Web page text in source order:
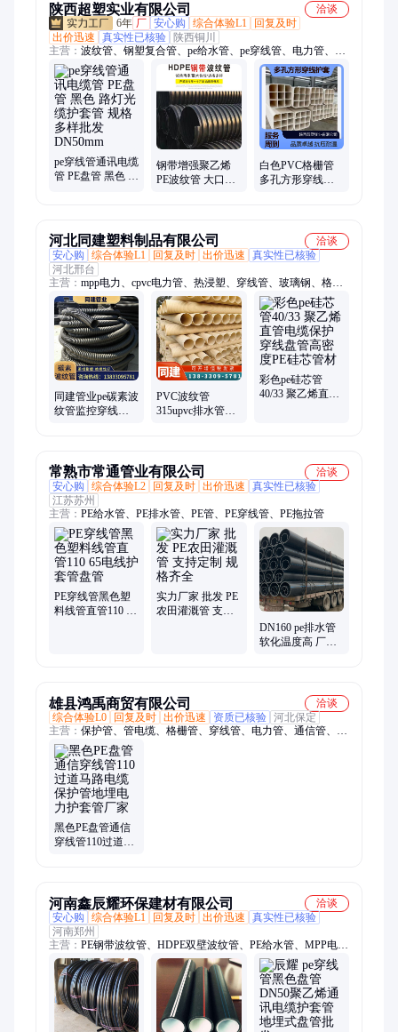
陕西超塑实业有限公司
洽谈
6年 厂 安心购 综合体验L1
回复及时
出价迅速
真实性已核验
陕西铜川
主营： 波纹管、钢塑复合管、pe给水管、pe穿线管、电力管、钢
丝网、地暖管、化粪池、滴灌管、pe检查井、pe燃气管、众邦电
线、国标电线、骨架塑料、带凯电缆、涂塑钢管、骨架复合管、
玻璃钢夹砂、塑料检查井、电动三通防爆、减压稳压阀门、众邦
阻燃电线、柔性防水套管
pe穿线管通讯电缆
管 PE盘管 黑色 路
钢带增强聚乙烯
PE波纹管 大口径
白色PVC格栅管
多孔方形穿线护
河北同建塑料制品有限公司
洽谈
安心购
综合体验L1 回复及时 出价迅速
真实性已核验
河北邢台
主营： mpp电力、cpvc电力管、热浸塑、穿线管、玻璃钢、格栅
管、光电缆、给水管、pvc农田、排灌管、波纹管、灌溉管、mpp
双壁、硅芯管、保护管、pvc管材、上水管、pvc雨水、缠绕管、
克拉管、电力管、骨架管、钢带管、光缆管
同建管业pe碳素波
纹管监控穿线管
PVC波纹管
315upvc排水管电
彩色pe硅芯管
40/33 聚乙烯直管
常熟市常通管业有限公司
洽谈
安心购
综合体验L2 回复及时 出价迅速
真实性已核验
江苏苏州
主营： PE给水管、PE排水管、PE管、PE穿线管、PE拖拉管
PE穿线管黑色塑
料线管直管110 65
实力厂家 批发 PE
农田灌溉管 支持
DN160 pe排水管
软化温度高 厂家
雄县鸿禹商贸有限公司
洽谈
综合体验L0
回复及时 出价迅速 资质已核验 河北保定
主营： 保护管、管电缆、格栅管、穿线管、电力管、通信管、套
管pvc、梅花管、给水管、波纹管、灌溉管、四孔管、通讯管、
家装管、pvc排污、管材hdpe、cpvc电力、cpvc电线、cpvc电缆、
管pvc电线、排水管道、电线护管、排污管道、管pvc电缆、绝缘
套管
黑色PE盘管通信
穿线管110过道马
河南鑫辰耀环保建材有限公司
洽谈
安心购
综合体验L1 回复及时 出价迅速
真实性已核验
河南郑州
主营： PE钢带波纹管、HDPE双壁波纹管、PE给水管、MPP电缆
护套管、PE钢丝网骨架复合管、碳素波纹管、CPVC电力管、
MPP电力管、七孔梅花管、钢带聚乙烯波纹管、钢带缠绕波纹
管、ASA结构壁管、FRPP模压管、非开挖MPP顶管、高压电力
电缆管、雨污分流塑料管道、电力通信保护管道、给排水塑料管
材、电缆保护管、大口径钢带波纹管、小区污水波纹管、埋地双